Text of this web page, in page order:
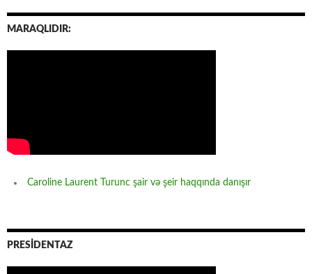
MARAQLIDIR:
Caroline Laurent Turunc şair və şeir haqqında danışır
PRESİDENTAZ